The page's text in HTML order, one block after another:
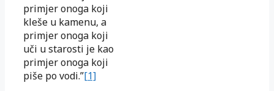
primjer onoga koji
kleše u kamenu, a
primjer onoga koji
uči u starosti je kao
primjer onoga koji
piše po vodi.”[1]